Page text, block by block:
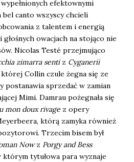
efektownymi
canto wszyscy chcieli
z talentem i energią
głośnych owacjach na stojąco nie
Nicolas Testé przejmująco
zimarra sentiz Cyganerii
Collin czule żegna się ze
postanawia sprzedać w zamian
Mimi. Damrau pożegnała się
mon doux rivage z opery
którą zamyka również
Trzecim bisem był
Nowz Porgy and Bess
którym tytułowa para wyznaje